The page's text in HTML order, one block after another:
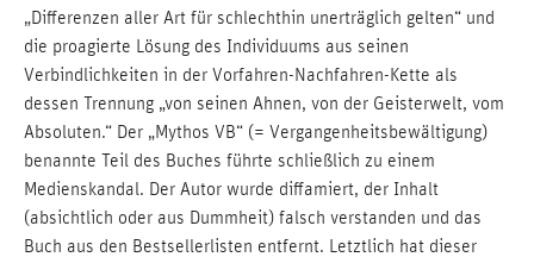
„Differenzen aller Art für schlechthin unerträglich gelten“ und
die proagierte Lösung des Individuums aus seinen
Verbindlichkeiten in der Vorfahren-Nachfahren-Kette als
dessen Trennung „von seinen Ahnen, von der Geisterwelt, vom
Absoluten.“ Der „Mythos VB“ (= Vergangenheitsbewältigung)
benannte Teil des Buches führte schließlich zu einem
Medienskandal. Der Autor wurde diffamiert, der Inhalt
(absichtlich oder aus Dummheit) falsch verstanden und das
Buch aus den Bestsellerlisten entfernt. Letztlich hat dieser